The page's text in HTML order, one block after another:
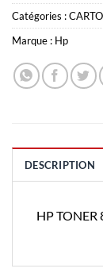
Catégories :
Marque : Hp
DESCRIPTION
HP TONER